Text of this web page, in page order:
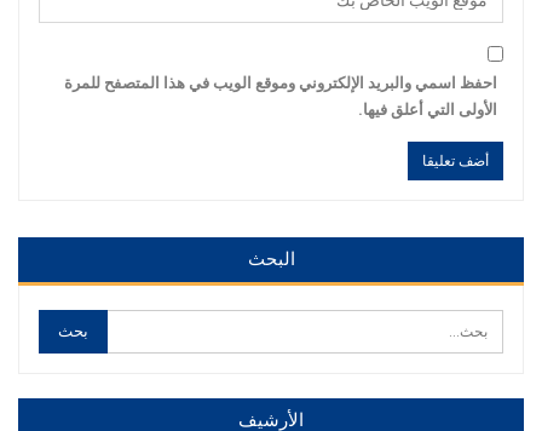
احفظ اسمي والبريد الإلكتروني وموقع الويب في هذا المتصفح للمرة
الأولى التي أعلق فيها.
البحث
الأرشيف